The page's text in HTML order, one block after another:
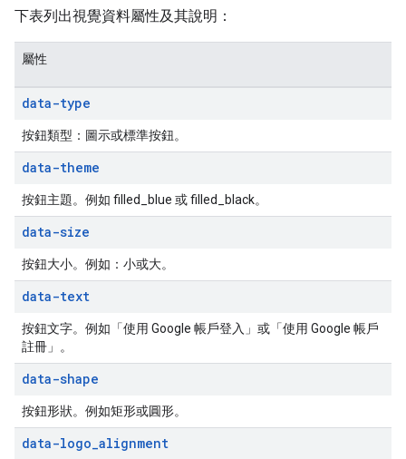
下表列出視覺資料屬性及其說明：
屬性
data-type
按鈕類型：圖示或標準按鈕。
data-theme
按鈕主題。例如 filled_blue 或 filled_black。
data-size
按鈕大小。例如：小或大。
data-text
按鈕文字。例如「使用 Google 帳戶登入」或「使用 Google 帳戶
註冊」。
data-shape
按鈕形狀。例如矩形或圓形。
data-logo_alignment